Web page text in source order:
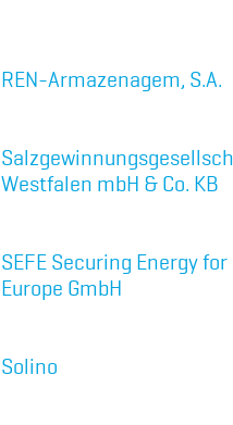
REN-Armazenagem, S.A.
Westfalen mbH & Co. KB
SEFE Securing Energy for
Europe GmbH
Solino